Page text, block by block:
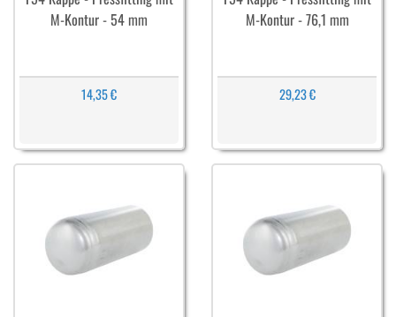
M-Kontur - 54 mm
14,35 €
M-Kontur - 76,1 mm
29,23 €